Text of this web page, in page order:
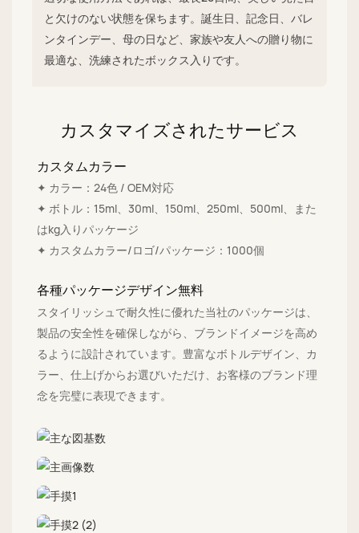
と欠けのない状態を保ちます。誕生日、記念日、バレ
ンタインデー、母の日など、家族や友人への贈り物に
最適な、洗練されたボックス入りです。
カスタマイズされたサービス
カスタムカラー
✦ カラー：24色 / OEM対応
✦ ボトル：15ml、30ml、150ml、250ml、500ml、また
はkg入りパッケージ
✦ カスタムカラー/ロゴ/パッケージ：1000個
各種パッケージデザイン無料
スタイリッシュで耐久性に優れた当社のパッケージは、
製品の安全性を確保しながら、ブランドイメージを高め
るように設計されています。豊富なボトルデザイン、カ
ラー、仕上げからお選びいただけ、お客様のブランド理
念を完璧に表現できます。